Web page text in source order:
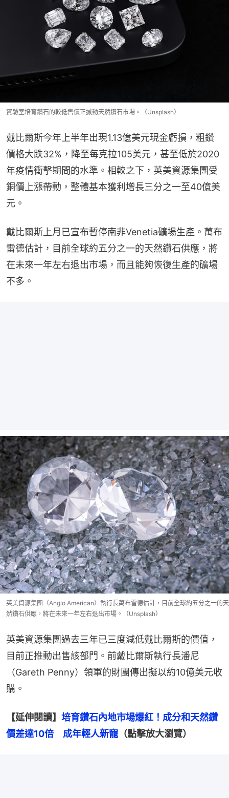
實驗室培育鑽石的較低售價正撼動天然鑽石市場。（Unsplash）
戴比爾斯今年上半年出現1.13億美元現金虧損，粗鑽
價格大跌32%，降至每克拉105美元，甚至低於2020
年疫情衝擊期間的水準。相較之下，英美資源集團受
銅價上漲帶動，整體基本獲利增長三分之一至40億美
元。
戴比爾斯上月已宣布暫停南非Venetia礦場生產。萬布
雷德估計，目前全球約五分之一的天然鑽石供應，將
在未來一年左右退出市場，而且能夠恢復生產的礦場
不多。
英美資源集團（Anglo American）執行長萬布雷德估計，目前全球約五分之一的天
然鑽石供應，將在未來一年左右退出市場。（Unsplash）
英美資源集團過去三年已三度減低戴比爾斯的價值，
目前正推動出售該部門。前戴比爾斯執行長潘尼
（Gareth Penny）領軍的財團傳出擬以約10億美元收
購。
【延伸閱讀】 培育鑽石內地市場爆紅！成分和天然鑽
價差達10倍　成年輕人新寵 （點擊放大瀏覽）